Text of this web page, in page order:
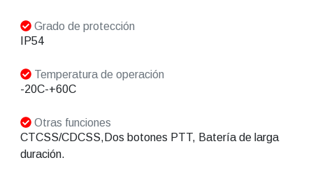
Grado de protección
IP54
Temperatura de operación
-20C-+60C
Otras funciones
CTCSS/CDCSS,Dos botones PTT, Batería de larga
duración.